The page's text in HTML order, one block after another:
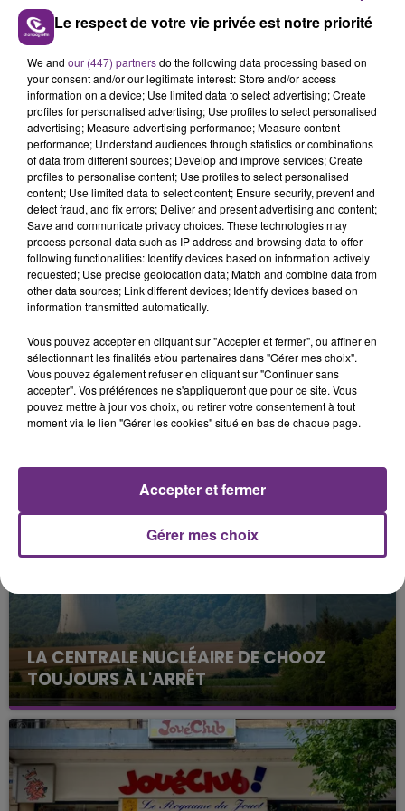
: Dancehall de The Blaze
Les albums Her de Her et Super 8 de Synapson étaient
nommés dans cette catégorie.
- Chanson originale : Boulevard des Airs, Je me dis
que toi aussi
Les chansons Midi sur Novembre de Louane et Julien
Doré, Djadja d'Aya Nakamura et Rêves
Bizarres d'Orelsan et Damso étaient
nommées dans cette catégorie.
- Concert : Orelsan
Les concerts d'Eddy de Pretto et de Shaka
Ponk étaient nommés dans cette catégorie.
- Création Audiovisuelle : Angèle, Tout Oublier
Les créations de Jain pour Alright et Orelsan et
Damso pour Rêves Bizarres étaient
nommées dans cette catégorie.
FIL D'ACTUS
LA CENTRALE NUCLÉAIRE DE CHOOZ
TOUJOURS À L'ARRÊT
Cela fait déjà une semaine que la centrale
nucléaire ardennaise est à l'arrêt. Une situation
justifiée par la sécheresse intense qui est toujours
présente.
Le respect de votre vie privée est notre priorité
We and our (447) partnersdo the following data processing based on
your consent and/or our legitimate interest: Store and/or access
information on a device; Use limited data to select advertising; Create
profiles for personalised advertising; Use profiles to select personalised
advertising; Measure advertising performance; Measure content
performance; Understand audiences through statistics or combinations
of data from different sources; Develop and improve services; Create
profiles to personalise content; Use profiles to select personalised
content; Use limited data to select content; Ensure security, prevent and
detect fraud, and fix errors; Deliver and present advertising and content;
Save and communicate privacy choices. These technologies may
process personal data such as IP address and browsing data to offer
following functionalities: Identify devices based on information actively
requested; Use precise geolocation data; Match and combine data from
other data sources; Link different devices; Identify devices based on
information transmitted automatically.
Vous pouvez accepter en cliquant sur "Accepter et fermer", ou affiner en
sélectionnant les finalités et/ou partenaires dans "Gérer mes choix".
Vous pouvez également refuser en cliquant sur "Continuer sans
accepter". Vos préférences ne s'appliqueront que pour ce site. Vous
pouvez mettre à jour vos choix, ou retirer votre consentement à tout
moment via le lien "Gérer les cookies" situé en bas de chaque page.
Gérer mes choix
Accepter et fermer